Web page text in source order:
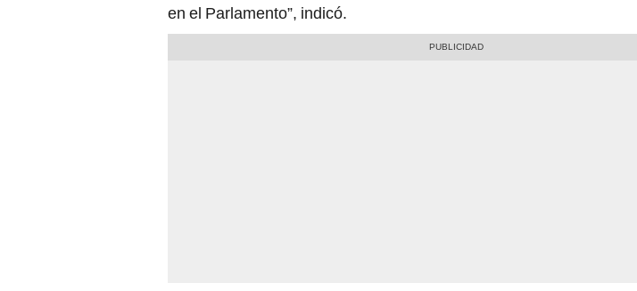
en el Parlamento”, indicó.